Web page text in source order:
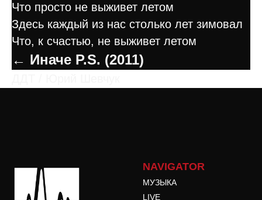
Что просто не выживет летом
Здесь каждый из нас столько лет зимовал
Что, к счастью, не выживет летом
← Иначе P.S. (2011)
NAVIGATOR
МУЗЫКА
LIVE